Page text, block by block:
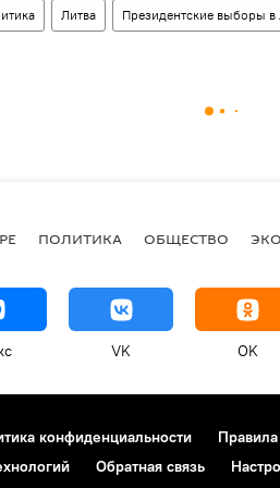
Литва Президентские выборы в
ПОЛИТИКА ОБЩЕСТВО
VK OK
конфиденциальности
Обратная связь